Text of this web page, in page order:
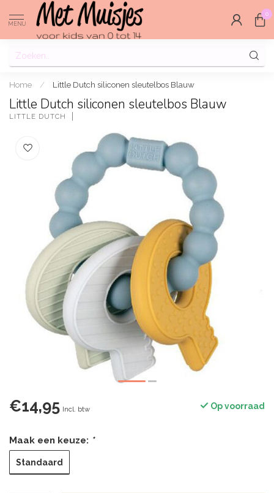
MENU
0
Home / Little Dutch siliconen sleutelbos Blauw
Little Dutch siliconen sleutelbos Blauw
LITTLE DUTCH
€14,95 Incl. btw Op voorraad
Maak een keuze: *
Standaard